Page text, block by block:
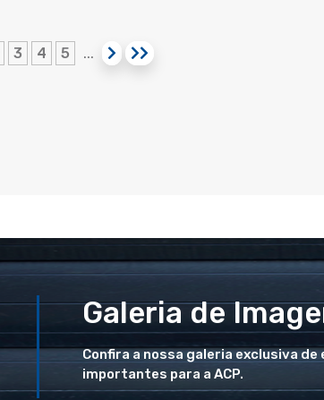
3 4 5 ...
Galeria de
Confira a nossa galeria exclusiva
importantes para a ACP.